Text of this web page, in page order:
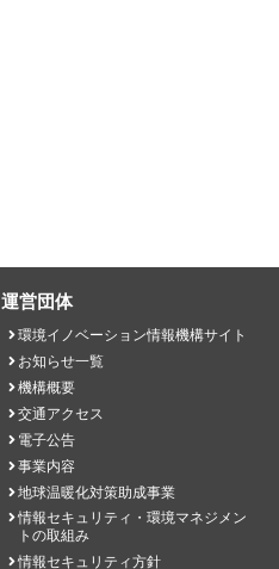
運営団体
環境イノベーション情報機構サイト
お知らせ一覧
機構概要
交通アクセス
電子公告
事業内容
地球温暖化対策助成事業
情報セキュリティ・環境マネジメン
トの取組み
情報セキュリティ方針